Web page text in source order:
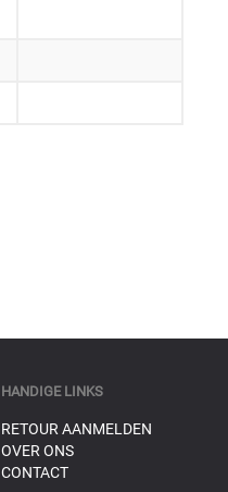
HANDIGE LINKS
RETOUR AANMELDEN
OVER ONS
CONTACT